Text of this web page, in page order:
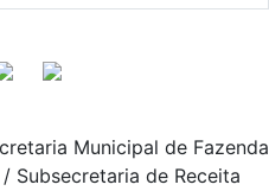
Municipal de Fazenda
Subsecretaria de Receita